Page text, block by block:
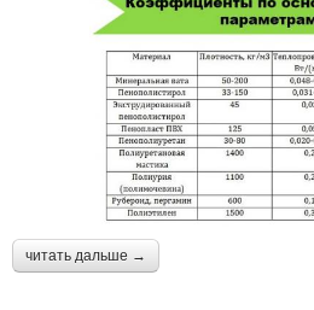
читать дальше →